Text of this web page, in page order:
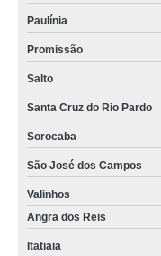
Paulínia
Promissão
Salto
Santa Cruz do Rio Pardo
Sorocaba
São José dos Campos
Valinhos
Angra dos Reis
Itatiaia